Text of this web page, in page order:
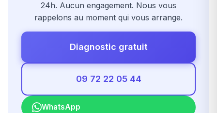
24h. Aucun engagement. Nous vous
rappelons au moment qui vous arrange.
Diagnostic gratuit
09 72 22 05 44
WhatsApp